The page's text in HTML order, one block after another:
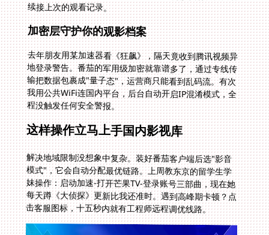
续接上次的观看记录。
加密层守护你的观影档案
去年朋友用某加速器看《狂飙》，隔天竟收到腾讯视频异
地登录警告。番茄的军用级加密就靠谱多了，通过专线传
输把数据包裹成"量子态"，运营商只能看到乱码流。有次
我用公共WiFi连国内平台，后台自动开启IP混淆模式，全
程没触发任何安全警报。
这样操作立马上手国内影视库
解决地域限制没想象中复杂。装好番茄客户端后选"影音
模式"，它会自动分配最优链路。上周教东京的留学生学
妹操作：启动加速-打开芒果TV-登录账号三部曲，现在她
每天蹲《大侦探》更新比我还准时。遇到高峰期卡顿？点
击客服图标，十五秒内就有工程师远程调优线路。